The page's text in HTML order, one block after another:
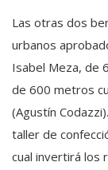
Las otras dos
urbanos
Isabel Meza, de
de 600 metros
(Agustín
taller de
cual invertirá los